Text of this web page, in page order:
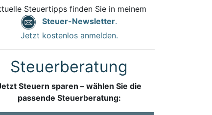
Steuertipps finden Sie in meinem
Steuer-Newsletter.
Jetzt kostenlos anmelden.
Steuerberatung
Steuern sparen – wählen Sie die
passende Steuerberatung: